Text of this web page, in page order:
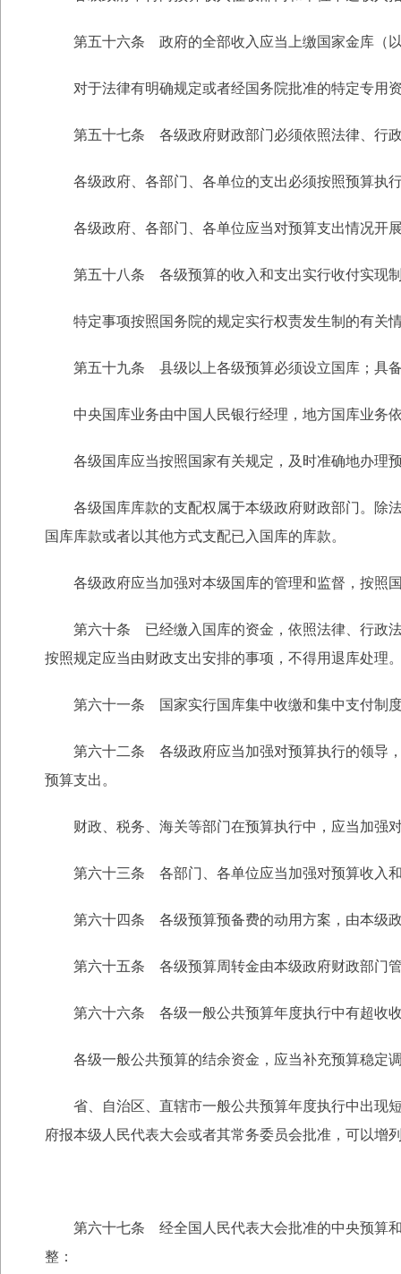
第五十六条 政府的全部收入应当上缴国家金库（以
对于法律有明确规定或者经国务院批准的特定专用
第五十七条 各级政府财政部门必须依照法律、行政
各级政府、各部门、各单位的支出必须按照预算执
各级政府、各部门、各单位应当对预算支出情况开
第五十八条 各级预算的收入和支出实行收付实现
特定事项按照国务院的规定实行权责发生制的有关
第五十九条 县级以上各级预算必须设立国库；具备
中央国库业务由中国人民银行经理，地方国库业务
各级国库应当按照国家有关规定，及时准确地办理
各级国库库款的支配权属于本级政府财政部门。除法
国库库款或者以其他方式支配已入国库的库款。
各级政府应当加强对本级国库的管理和监督，按照
第六十条 已经缴入国库的资金，依照法律、行政法
按照规定应当由财政支出安排的事项，不得用退库处理
第六十一条 国家实行国库集中收缴和集中支付制度
第六十二条 各级政府应当加强对预算执行的领导，
预算支出。
财政、税务、海关等部门在预算执行中，应当加强
第六十三条 各部门、各单位应当加强对预算收入和
第六十四条 各级预算预备费的动用方案，由本级政
第六十五条 各级预算周转金由本级政府财政部门管
第六十六条 各级一般公共预算年度执行中有超收收
各级一般公共预算的结余资金，应当补充预算稳定
省、自治区、直辖市一般公共预算年度执行中出现短
府报本级人民代表大会或者其常务委员会批准，可以增
第六十七条 经全国人民代表大会批准的中央预算和
整：